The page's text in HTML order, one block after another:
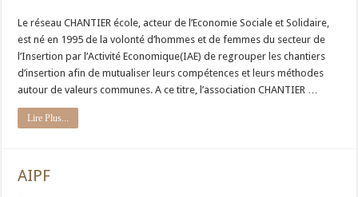
Le réseau CHANTIER école, acteur de l’Economie Sociale et Solidaire,
est né en 1995 de la volonté d’hommes et de femmes du secteur de
l’Insertion par l’Activité Economique(IAE) de regrouper les chantiers
d’insertion afin de mutualiser leurs compétences et leurs méthodes
autour de valeurs communes. A ce titre, l’association CHANTIER …
Lire Plus...
AIPF